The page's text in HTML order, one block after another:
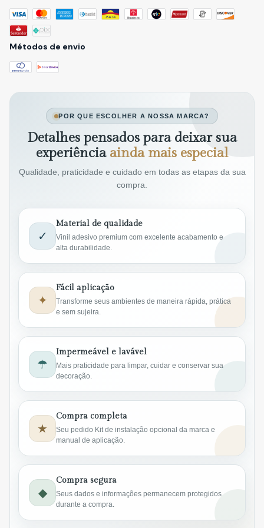
Métodos de envio
POR QUE ESCOLHER A NOSSA MARCA?
Detalhes pensados para deixar sua
experiência ainda mais especial
Qualidade, praticidade e cuidado em todas as etapas da sua
compra.
✓
Material de qualidade
Vinil adesivo premium com excelente acabamento e
alta durabilidade.
✦
Fácil aplicação
Transforme seus ambientes de maneira rápida, prática
e sem sujeira.
☂
Impermeável e lavável
Mais praticidade para limpar, cuidar e conservar sua
decoração.
★
Compra completa
Seu pedido Kit de instalação opcional da marca e
manual de aplicação.
◆
Compra segura
Seus dados e informações permanecem protegidos
durante a compra.